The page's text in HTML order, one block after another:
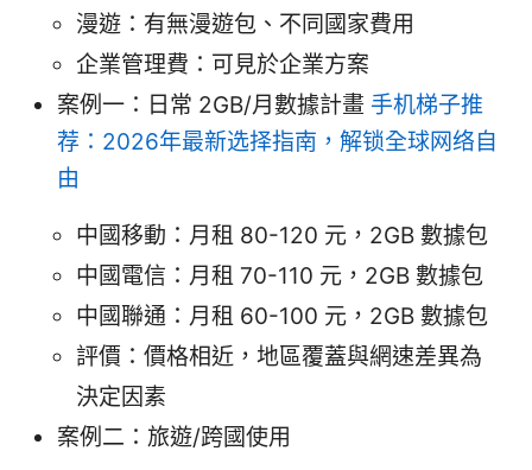
漫遊：有無漫遊包、不同國家費用
企業管理費：可見於企業方案
案例一：日常 2GB/月數據計畫 手机梯子推
荐：2026年最新选择指南，解锁全球网络自
由
中國移動：月租 80-120 元，2GB 數據包
中國電信：月租 70-110 元，2GB 數據包
中國聯通：月租 60-100 元，2GB 數據包
評價：價格相近，地區覆蓋與網速差異為
決定因素
案例二：旅遊/跨國使用